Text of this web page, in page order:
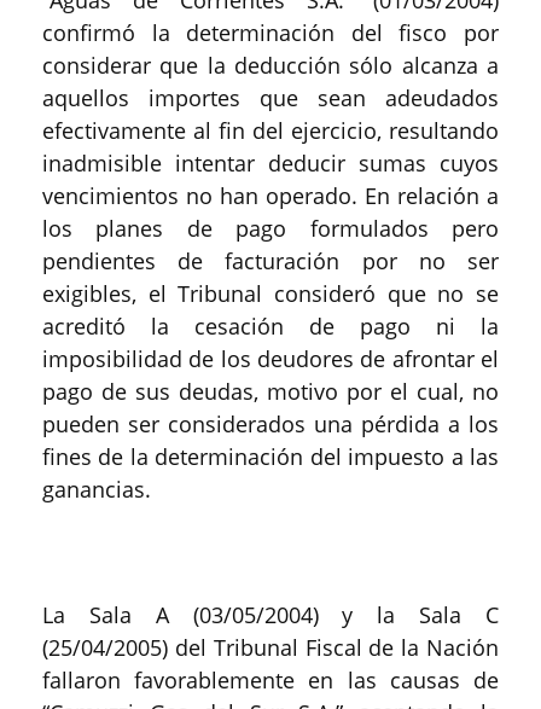
confirmó la determinación del fisco por
considerar que la deducción sólo alcanza a
aquellos importes que sean adeudados
efectivamente al fin del ejercicio, resultando
inadmisible intentar deducir sumas cuyos
vencimientos no han operado. En relación a
los planes de pago formulados pero
pendientes de facturación por no ser
exigibles, el Tribunal consideró que no se
acreditó la cesación de pago ni la
imposibilidad de los deudores de afrontar el
pago de sus deudas, motivo por el cual, no
pueden ser considerados una pérdida a los
fines de la determinación del impuesto a las
ganancias.
La Sala A (03/05/2004) y la Sala C
(25/04/2005) del Tribunal Fiscal de la Nación
fallaron favorablemente en las causas de